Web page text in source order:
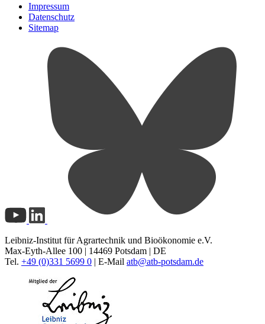
Impressum
Datenschutz
Sitemap
Leibniz-Institut für Agrartechnik und Bioökonomie e.V.
Max-Eyth-Allee 100 | 14469 Potsdam | DE
Tel. +49 (0)331 5699 0 | E-Mail atb@atb-potsdam.de